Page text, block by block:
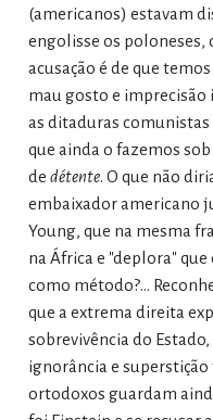
(americanos) estavam
engolisse os poloneses,
acusação é de que
mau gosto e
as ditaduras comunistas
que ainda o fazemos
de détente. O que não
embaixador americano
Young, que na mesma
na África e "deplora"
como método?...
que a extrema direita
sobrevivência do Estado,
ignorância e
ortodoxos guardam